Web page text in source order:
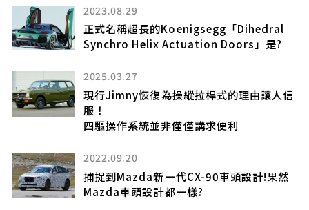
2023.08.29
正式名稱超長的Koenigsegg「Dihedral
Synchro Helix Actuation Doors」是?
2025.03.27
現行Jimny恢復為操縱拉桿式的理由讓人信
服！
四驅操作系統並非僅僅講求便利
2022.09.20
捕捉到Mazda新一代CX-90車頭設計!果然
Mazda車頭設計都一樣?